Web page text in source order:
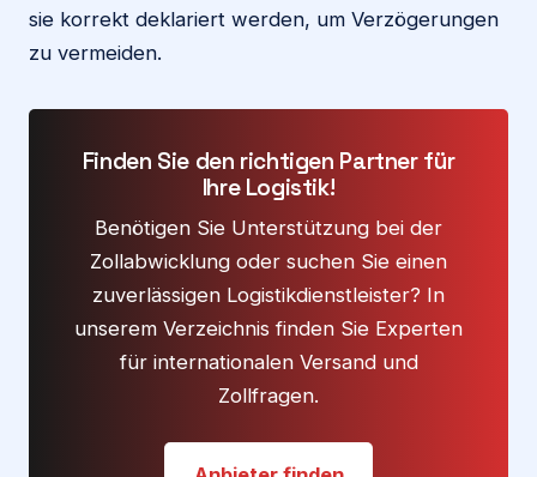
sie korrekt deklariert werden, um Verzögerungen
zu vermeiden.
Finden Sie den richtigen Partner für
Ihre Logistik!
Benötigen Sie Unterstützung bei der
Zollabwicklung oder suchen Sie einen
zuverlässigen Logistikdienstleister? In
unserem Verzeichnis finden Sie Experten
für internationalen Versand und
Zollfragen.